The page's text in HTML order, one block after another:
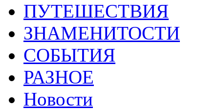
ПУТЕШЕСТВИЯ
ЗНАМЕНИТОСТИ
СОБЫТИЯ
РАЗНОЕ
Новости